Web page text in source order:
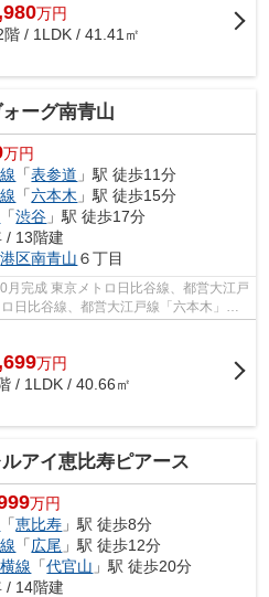
万円
階 / 1LDK / 41.41㎡
ーグ南青山
万円
「表参道 」駅 徒歩11分
「六本木 」駅 徒歩15分
「渋谷 」駅 徒歩17分
/ 13階建
港区南青山 ６丁目
日比谷線、都営大江戸線「六本木」駅
万円
/ 1LDK / 40.66㎡
ルアイ恵比寿ピアース
万円
「恵比寿 」駅 徒歩8分
「広尾 」駅 徒歩12分
線 「代官山 」駅 徒歩20分
/ 14階建